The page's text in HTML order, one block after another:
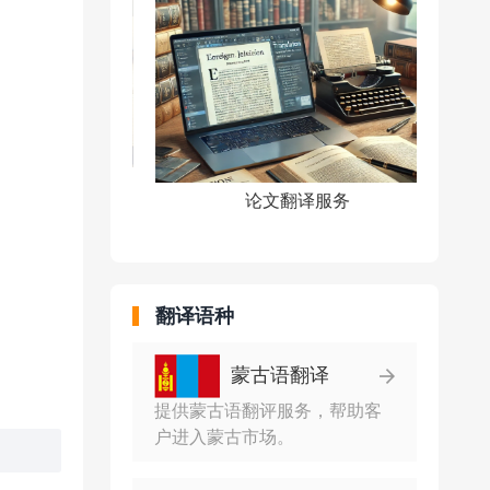
论文翻译服务
翻译语种
蒙古语翻译
提供蒙古语翻评服务，帮助客
户进入蒙古市场。